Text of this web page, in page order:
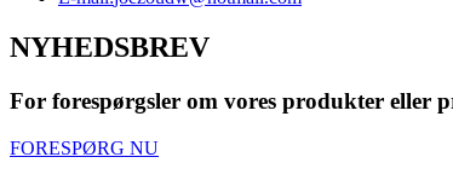
NYHEDSBREV
For forespørgsler om vores produkter eller
FORESPØRG NU